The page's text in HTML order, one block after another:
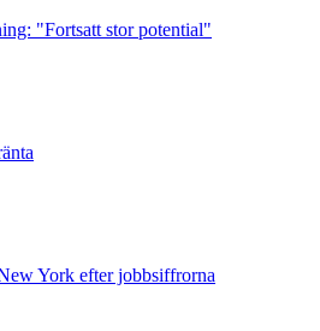
"Fortsatt stor potential"
York efter jobbsiffrorna